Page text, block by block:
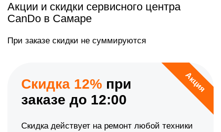
Акции и скидки сервисного центра
CanDo в Самаре
При заказе скидки не суммируются
Акция
Скидка 12% при
заказе до 12:00
Скидка действует на ремонт любой техники